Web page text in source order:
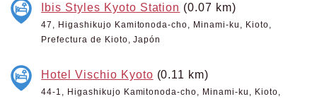
Ibis Styles Kyoto Station (0.07 km)
47, Higashikujo Kamitonoda-cho, Minami-ku, Kioto,
Prefectura de Kioto, Japón
Hotel Vischio Kyoto (0.11 km)
44-1, Higashikujo Kamitonoda-cho, Minami-ku, Kioto,